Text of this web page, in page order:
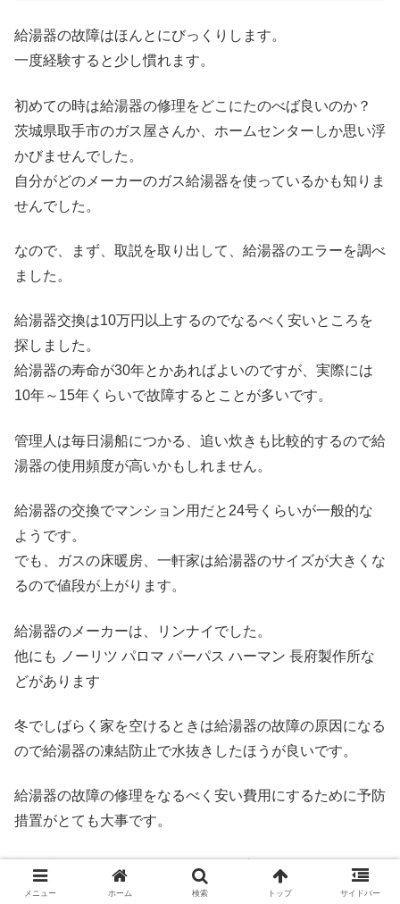
給湯器の故障はほんとにびっくりします。
一度経験すると少し慣れます。
初めての時は給湯器の修理をどこにたのべば良いのか？
茨城県取手市のガス屋さんか、ホームセンターしか思い浮
かびませんでした。
自分がどのメーカーのガス給湯器を使っているかも知りま
せんでした。
なので、まず、取説を取り出して、給湯器のエラーを調べ
ました。
給湯器交換は10万円以上するのでなるべく安いところを
探しました。
給湯器の寿命が30年とかあればよいのですが、実際には
10年～15年くらいで故障するとことが多いです。
管理人は毎日湯船につかる、追い炊きも比較的するので給
湯器の使用頻度が高いかもしれません。
給湯器の交換でマンション用だと24号くらいが一般的な
ようです。
でも、ガスの床暖房、一軒家は給湯器のサイズが大きくな
るので値段が上がります。
給湯器のメーカーは、リンナイでした。
他にも ノーリツ パロマ パーパス ハーマン 長府製作所な
どがあります
冬でしばらく家を空けるときは給湯器の故障の原因になる
ので給湯器の凍結防止で水抜きしたほうが良いです。
給湯器の故障の修理をなるべく安い費用にするために予防
措置がとても大事です。
少し時間的に余裕があるなら給湯器交換でホームセンター
で下調べするのもおすすめです。
メニュー ホーム 検索 トップ サイドバー